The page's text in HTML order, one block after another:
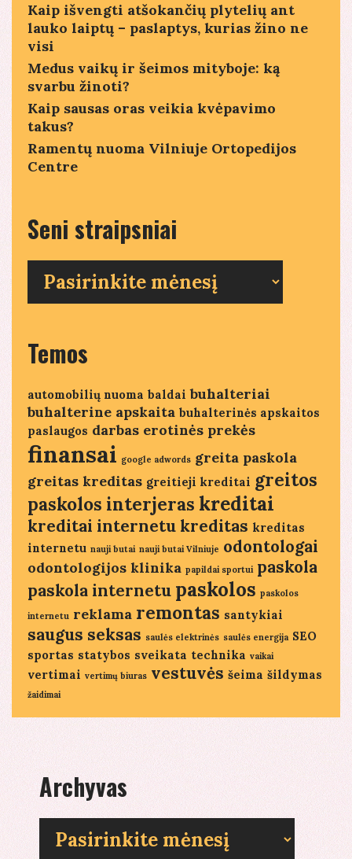
Kaip išvengti atšokančių plytelių ant
lauko laiptų – paslaptys, kurias žino ne
visi
Medus vaikų ir šeimos mityboje: ką
svarbu žinoti?
Kaip sausas oras veikia kvėpavimo
takus?
Ramentų nuoma Vilniuje Ortopedijos
Centre
Seni straipsniai
straipsniai
Temos
automobilių nuoma baldai buhalteriai
buhalterine apskaita buhalterinės apskaitos
paslaugos darbas erotinės prekės
finansai google adwords greita paskola
greitas kreditas greitieji kreditai greitos
paskolos interjeras kreditai
kreditai internetu kreditas kreditas
internetu nauji butai nauji butai Vilniuje odontologai
odontologijos klinika papildai sportui paskola
paskola internetu paskolos paskolos
internetu reklama remontas santykiai
saugus seksas saulės elektrinės saulės energija SEO
sportas statybos sveikata technika vaikai
vertimai vertimų biuras vestuvės šeima šildymas
žaidimai
Archyvas